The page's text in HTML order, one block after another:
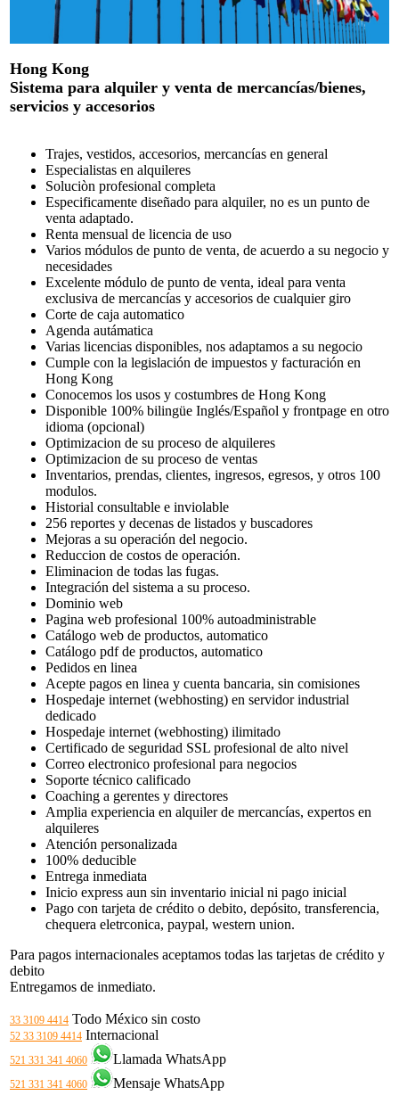
Hong Kong
Sistema para alquiler y venta de mercancías/bienes,
servicios y accesorios
Trajes, vestidos, accesorios, mercancías en general
Especialistas en alquileres
Soluciòn profesional completa
Especificamente diseñado para alquiler, no es un punto de
venta adaptado.
Renta mensual de licencia de uso
Varios módulos de punto de venta, de acuerdo a su negocio y
necesidades
Excelente módulo de punto de venta, ideal para venta
exclusiva de mercancías y accesorios de cualquier giro
Corte de caja automatico
Agenda autámatica
Varias licencias disponibles, nos adaptamos a su negocio
Cumple con la legislación de impuestos y facturación en
Hong Kong
Conocemos los usos y costumbres de Hong Kong
Disponible 100% bilingüe Inglés/Español y frontpage en otro
idioma (opcional)
Optimizacion de su proceso de alquileres
Optimizacion de su proceso de ventas
Inventarios, prendas, clientes, ingresos, egresos, y otros 100
modulos.
Historial consultable e inviolable
256 reportes y decenas de listados y buscadores
Mejoras a su operación del negocio.
Reduccion de costos de operación.
Eliminacion de todas las fugas.
Integración del sistema a su proceso.
Dominio web
Pagina web profesional 100% autoadministrable
Catálogo web de productos, automatico
Catálogo pdf de productos, automatico
Pedidos en linea
Acepte pagos en linea y cuenta bancaria, sin comisiones
Hospedaje internet (webhosting) en servidor industrial
dedicado
Hospedaje internet (webhosting) ilimitado
Certificado de seguridad SSL profesional de alto nivel
Correo electronico profesional para negocios
Soporte técnico calificado
Coaching a gerentes y directores
Amplia experiencia en alquiler de mercancías, expertos en
alquileres
Atención personalizada
100% deducible
Entrega inmediata
Inicio express aun sin inventario inicial ni pago inicial
Pago con tarjeta de crédito o debito, depósito, transferencia,
chequera eletrconica, paypal, western union.
Para pagos internacionales aceptamos todas las tarjetas de crédito y
debito
Entregamos de inmediato.
33 3109 4414 Todo México sin costo
52 33 3109 4414 Internacional
521 331 341 4060 Llamada WhatsApp
521 331 341 4060 Mensaje WhatsApp